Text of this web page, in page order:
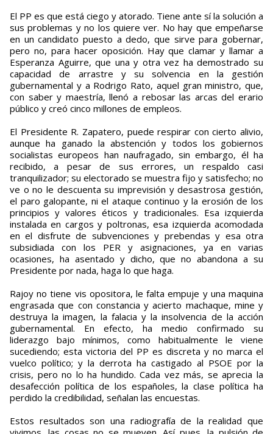
El PP es que está ciego y atorado. Tiene ante sí la solución a
sus problemas y no los quiere ver. No hay que empeñarse
en un candidato puesto a dedo, que sirve para gobernar,
pero no, para hacer oposición. Hay que clamar y llamar a
Esperanza Aguirre, que una y otra vez ha demostrado su
capacidad de arrastre y su solvencia en la gestión
gubernamental y a Rodrigo Rato, aquel gran ministro, que,
con saber y maestría, llenó a rebosar las arcas del erario
público y creó cinco millones de empleos.
El Presidente R. Zapatero, puede respirar con cierto alivio,
aunque ha ganado la abstención y todos los gobiernos
socialistas europeos han naufragado, sin embargo, él ha
recibido, a pesar de sus errores, un respaldo casi
tranquilizador; su electorado se muestra fijo y satisfecho; no
ve o no le descuenta su imprevisión y desastrosa gestión,
el paro galopante, ni el ataque continuo y la erosión de los
principios y valores éticos y tradicionales. Esa izquierda
instalada en cargos y poltronas, esa izquierda acomodada
en el disfrute de subvenciones y prebendas y esa otra
subsidiada con los PER y asignaciones, ya en varias
ocasiones, ha asentado y dicho, que no abandona a su
Presidente por nada, haga lo que haga.
Rajoy no tiene vis opositora, le falta empuje y una maquina
engrasada que con constancia y acierto machaque, mine y
destruya la imagen, la falacia y la insolvencia de la acción
gubernamental. En efecto, ha medio confirmado su
liderazgo bajo mínimos, como habitualmente le viene
sucediendo; esta victoria del PP es discreta y no marca el
vuelco político; y la derrota ha castigado al PSOE por la
crisis, pero no lo ha hundido. Cada vez más, se aprecia la
desafección política de los españoles, la clase política ha
perdido la credibilidad, señalan las encuestas.
Estos resultados son una radiografía de la realidad que